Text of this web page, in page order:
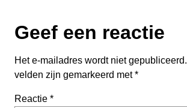
Geef een reactie
Het e-mailadres wordt niet gepubliceerd.
velden zijn gemarkeerd met*
Reactie *